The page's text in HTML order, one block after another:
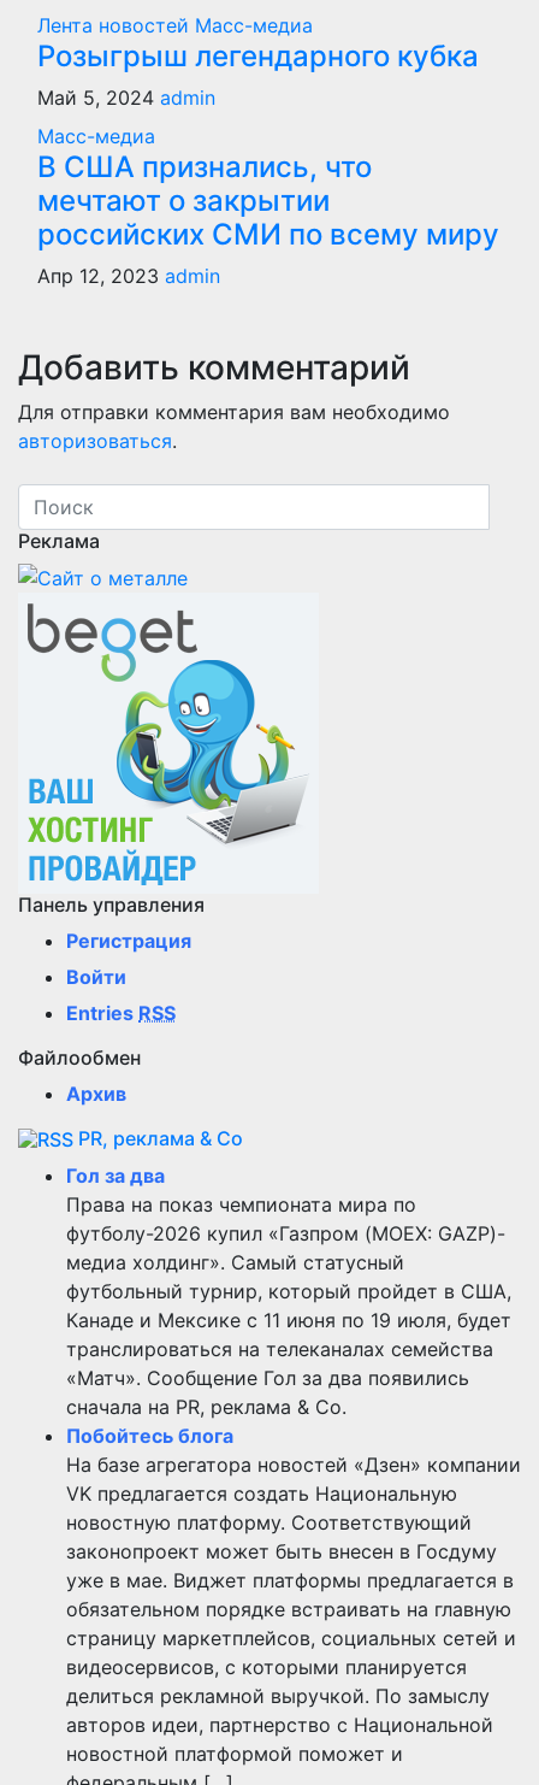
Лента новостей Масс-медиа
Розыгрыш легендарного кубка
Май 5, 2024 admin
Масс-медиа
В США признались, что
мечтают о закрытии
российских СМИ по всему миру
Апр 12, 2023 admin
Добавить комментарий
Для отправки комментария вам необходимо
авторизоваться.
Реклама
Панель управления
Регистрация
Войти
Entries RSS
Файлообмен
Архив
PR, реклама & Co
Гол за два
Права на показ чемпионата мира по
футболу-2026 купил «Газпром (MOEX: GAZP)-
медиа холдинг». Самый статусный
футбольный турнир, который пройдет в США,
Канаде и Мексике с 11 июня по 19 июля, будет
транслироваться на телеканалах семейства
«Матч». Сообщение Гол за два появились
сначала на PR, реклама & Co.
Побойтесь блога
На базе агрегатора новостей «Дзен» компании
VK предлагается создать Национальную
новостную платформу. Соответствующий
законопроект может быть внесен в Госдуму
уже в мае. Виджет платформы предлагается в
обязательном порядке встраивать на главную
страницу маркетплейсов, социальных сетей и
видеосервисов, с которыми планируется
делиться рекламной выручкой. По замыслу
авторов идеи, партнерство с Национальной
новостной платформой поможет и